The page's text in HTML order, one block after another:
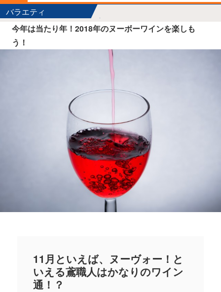
バラエティ
今年は当たり年！2018年のヌーボーワインを楽しも
う！
11月といえば、ヌーヴォー！と
いえる鳶職人はかなりのワイン
通！？